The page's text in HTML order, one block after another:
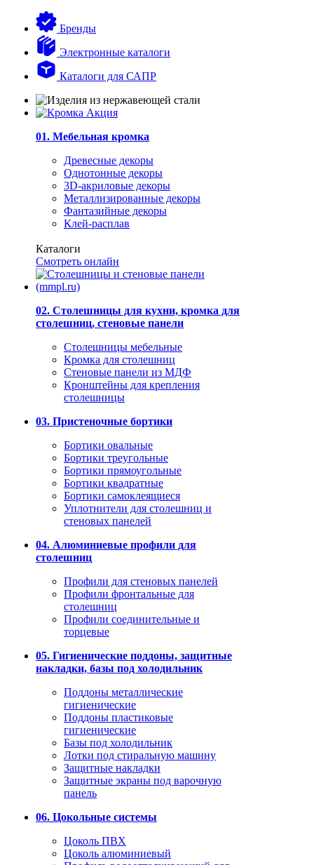
Бренды
Электронные каталоги
Каталоги для САПР
01. Мебельная кромка
Древесные декоры
Однотонные декоры
3D-акриловые декоры
Металлизированные декоры
Фантазийные декоры
Клей-расплав
Каталоги
Смотреть онлайн
02. Столешницы для кухни, кромка для
столешниц, стеновые панели
Столешницы мебельные
Кромка для столешниц
Стеновые панели из МДФ
Кронштейны для крепления
столешницы
03. Пристеночные бортики
Бортики овальные
Бортики треугольные
Бортики прямоугольные
Бортики квадратные
Бортики самоклеящиеся
Уплотнители для столешниц и
стеновых панелей
04. Алюминиевые профили для
столешниц
Профили для стеновых панелей
Профили фронтальные для
столешниц
Профили соединительные и
торцевые
05. Гигиенические поддоны, защитные
накладки, базы под холодильник
Поддоны металлические
гигиенические
Поддоны пластиковые
гигиенические
Базы под холодильник
Лотки под стиральную машину
Защитные накладки
Защитные экраны под варочную
панель
06. Цокольные системы
Цоколь ПВХ
Цоколь алюминиевый